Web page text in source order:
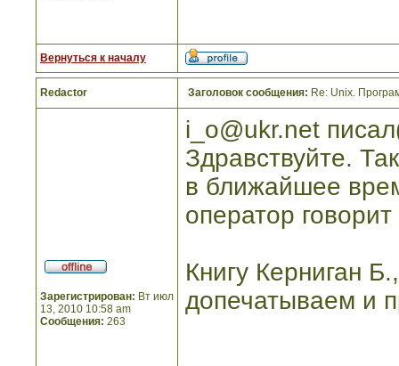
Вернуться к началу
Redactor Заголовок сообщения: Re: Unix.
Зарегистрирован: Вт июл
13, 2010 10:58 am
Сообщения: 263
i_o@ukr.net
Здравствуйте.
в ближайшее
оператор
Книгу Керниган
допечатываем и